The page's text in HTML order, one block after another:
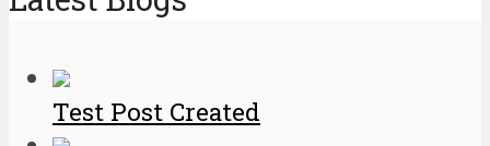
Test Post Created